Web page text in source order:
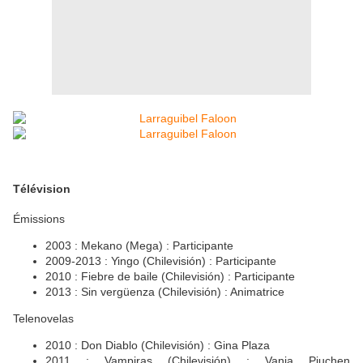
Télévision
Émissions
2003 : Mekano (Mega) : Participante
2009-2013 : Yingo (Chilevisión) : Participante
2010 : Fiebre de baile (Chilevisión) : Participante
2013 : Sin vergüenza (Chilevisión) : Animatrice
Telenovelas
2010 : Don Diablo (Chilevisión) : Gina Plaza